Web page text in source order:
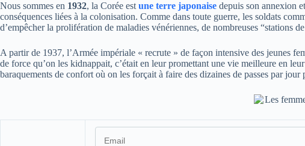
Nous sommes en 1932, la Corée est une terre japonaise depuis son annexion
conséquences liées à la colonisation. Comme dans toute guerre, les soldats
d’empêcher la prolifération de maladies vénériennes, de nombreuses “stations
A partir de 1937, l’Armée impériale « recrute » de façon intensive des jeunes
de force qu’on les kidnappait, c’était en leur promettant une vie meilleure en
baraquements de confort où on les forçait à faire des dizaines de passes par jour